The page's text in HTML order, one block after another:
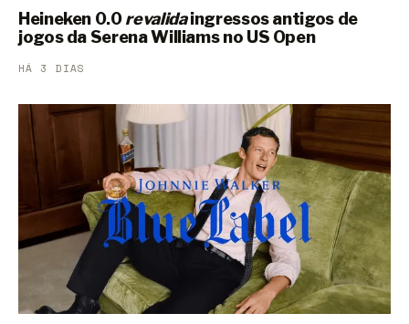
Heineken 0.0revalidaingressos antigos de
jogos da Serena Williams no US Open
HÁ 3 DIAS